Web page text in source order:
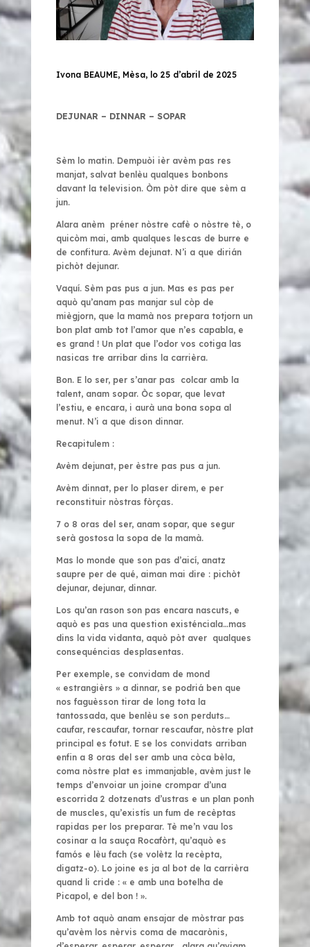
Ivona BEAUME, Mèsa, lo 25 d’abril de 2025
DEJUNAR – DINNAR – SOPAR
Sèm lo matin. Dempuòi ièr avèm pas res
manjat, salvat benlèu qualques bonbons
davant la television. Òm pòt dire que sèm a
jun.
Alara anèm préner nòstre cafè o nòstre tè, o
quicòm mai, amb qualques lescas de burre e
de confitura. Avèm dejunat. N’i a que dirián
pichòt dejunar.
Vaquí. Sèm pas pus a jun. Mas es pas per
aquò qu’anam pas manjar sul còp de
miègjorn, que la mamà nos prepara totjorn un
bon plat amb tot l’amor que n’es capabla, e
es grand ! Un plat que l’odor vos cotiga las
nasicas tre arribar dins la carrièra.
Bon. E lo ser, per s’anar pas colcar amb la
talent, anam sopar. Òc sopar, que levat
l’estiu, e encara, i aurà una bona sopa al
menut. N’i a que dison dinnar.
Recapitulem :
Avèm dejunat, per èstre pas pus a jun.
Avèm dinnat, per lo plaser direm, e per
reconstituir nòstras fòrças.
7 o 8 oras del ser, anam sopar, que segur
serà gostosa la sopa de la mamà.
Mas lo monde que son pas d’aicí, anatz
saupre per de qué, aiman mai dire : pichòt
dejunar, dejunar, dinnar.
Los qu’an rason son pas encara nascuts, e
aquò es pas una question existénciala…mas
dins la vida vidanta, aquò pòt aver qualques
consequéncias desplasentas.
Per exemple, se convidam de mond
« estrangièrs » a dinnar, se podriá ben que
nos faguèsson tirar de long tota la
tantossada, que benlèu se son perduts…
caufar, rescaufar, tornar rescaufar, nòstre plat
principal es fotut. E se los convidats arriban
enfin a 8 oras del ser amb una còca bèla,
coma nòstre plat es immanjable, avèm just le
temps d’envoiar un joine crompar d’una
escorrida 2 dotzenats d’ustras e un plan ponh
de muscles, qu’existís un fum de recèptas
rapidas per los preparar. Tè me’n vau los
cosinar a la sauça Rocafòrt, qu’aquò es
famós e lèu fach (se volètz la recèpta,
digatz-o). Lo joine es ja al bot de la carrièra
quand li cride : « e amb una botelha de
Picapol, e del bon ! ».
Amb tot aquò anam ensajar de mòstrar pas
qu’avèm los nèrvis coma de macarònis,